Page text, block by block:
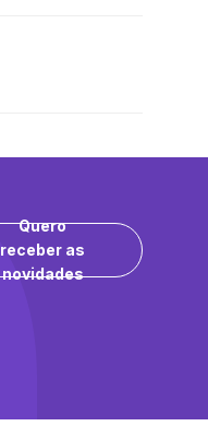
Quero
receber as
novidades